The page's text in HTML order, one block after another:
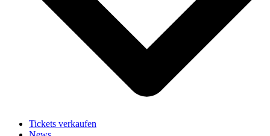
Tickets verkaufen